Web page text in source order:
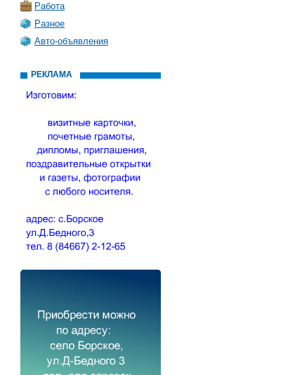
Работа
Разное
Авто-объявления
РЕКЛАМА